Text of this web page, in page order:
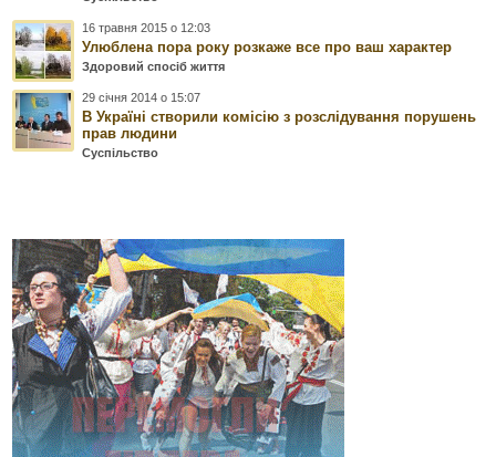
16 травня 2015 о 12:03
Улюблена пора року розкаже все про ваш характер
Здоровий спосіб життя
29 січня 2014 о 15:07
В Україні створили комісію з розслідування порушень
прав людини
Суспільство